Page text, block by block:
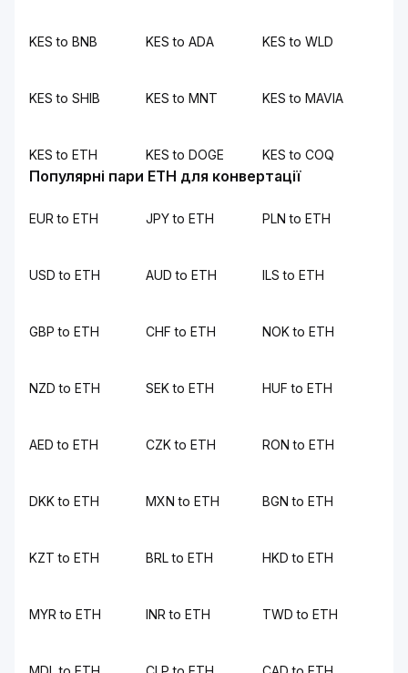
KES to BNB KES to ADA KES to WLD
KES to SHIB KES to MNT KES to MAVIA
KES to ETH KES to DOGE KES to COQ
Популярні пари ETH для конвертації
EUR to ETH JPY to ETH PLN to ETH
USD to ETH AUD to ETH ILS to ETH
GBP to ETH CHF to ETH NOK to ETH
NZD to ETH SEK to ETH HUF to ETH
AED to ETH CZK to ETH RON to ETH
DKK to ETH MXN to ETH BGN to ETH
KZT to ETH BRL to ETH HKD to ETH
MYR to ETH INR to ETH TWD to ETH